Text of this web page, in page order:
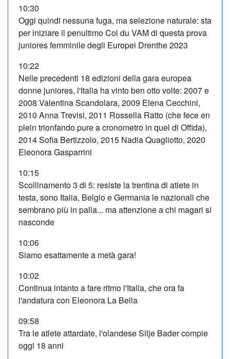
10:30
Oggi quindi nessuna fuga, ma selezione naturale: sta
per iniziare il penultimo Col du VAM di questa prova
juniores femminile degli Europei Drenthe 2023
10:22
Nelle precedenti 18 edizioni della gara europea
donne juniores, l'Italia ha vinto ben otto volte: 2007 e
2008 Valentina Scandolara, 2009 Elena Cecchini,
2010 Anna Trevisi, 2011 Rossella Ratto (che fece en
plein trionfando pure a cronometro in quel di Offida),
2014 Sofia Bertizzolo, 2015 Nadia Quagliotto, 2020
Eleonora Gasparrini
10:15
Scollinamento 3 di 5: resiste la trentina di atlete in
testa, sono Italia, Belgio e Germania le nazionali che
sembrano più in palla... ma attenzione a chi magari si
nasconde
10:06
Siamo esattamente a metà gara!
10:02
Continua intanto a fare ritmo l'Italia, che ora fa
l'andatura con Eleonora La Bella
09:58
Tra le atlete attardate, l'olandese Silje Bader compie
oggi 18 anni